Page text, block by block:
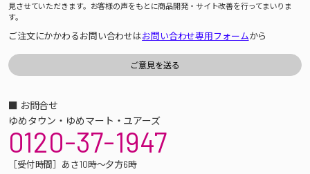
見させていただきます。お客様の声をもとに商品開発・サイト改善を行ってまいりま
す。
ご注文にかかわるお問い合わせはお問い合わせ専用フォームから
■ お問合せ
ゆめタウン・ゆめマート・ユアーズ
0120-37-1947
［受付時間］あさ10時～夕方6時